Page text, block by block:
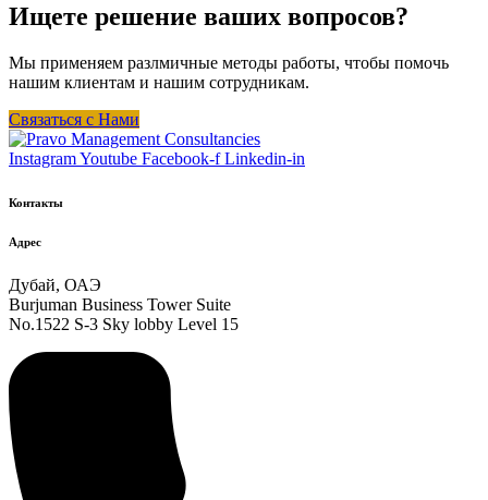
Ищете решение ваших вопросов?
Мы применяем разлмичные методы работы, чтобы помочь
нашим клиентам и нашим сотрудникам.
Связаться с Нами
InstagramYoutube Facebook-f Linkedin-in
Контакты
Адрес
Дубай, ОАЭ
Burjuman Business Tower Suite
No.1522 S-3 Sky lobby Level 15